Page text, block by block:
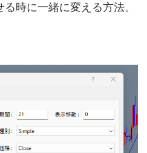
時に一緒に変える方法。